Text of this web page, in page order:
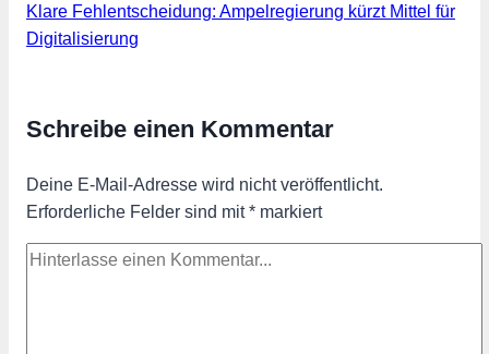
Klare Fehlentscheidung: Ampelregierung kürzt Mittel für
Digitalisierung
Schreibe einen Kommentar
Deine E-Mail-Adresse wird nicht veröffentlicht.
Erforderliche Felder sind mit* markiert